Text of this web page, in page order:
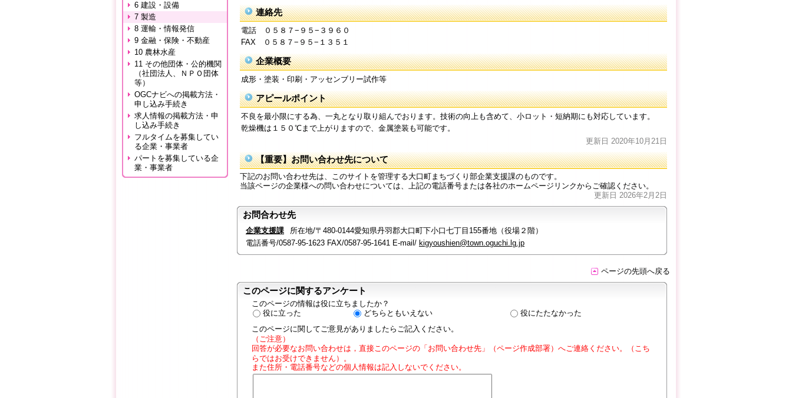
6 建設・設備
7 製造
8 運輸・情報発信
9 金融・保険・不動産
10 農林水産
11 その他団体・公的機関
（社団法人、ＮＰＯ団体
等）
OGCナビへの掲載方法・
申し込み手続き
求人情報の掲載方法・申
し込み手続き
フルタイムを募集してい
る企業・事業者
パートを募集している企
業・事業者
連絡先
電話 ０５８７−９５−３９６０
FAX ０５８７−９５−１３５１
企業概要
成形・塗装・印刷・アッセンブリー試作等
アピールポイント
不良を最小限にする為、一丸となり取り組んでおります。技術の向上も含めて、小ロット・短納期にも対応しています。
乾燥機は１５０℃まで上がりますので、金属塗装も可能です。
更新日 2020年10月21日
【重要】お問い合わせ先について
下記のお問い合わせ先は、このサイトを管理する大口町まちづくり部企業支援課のものです。
当該ページの企業様への問い合わせについては、上記の電話番号または各社のホームページリンクからご確認ください。
更新日 2026年2月2日
お問合わせ先
企業支援課
所在地/〒480-0144愛知県丹羽郡大口町下小口七丁目155番地（役場２階）
電話番号/0587-95-1623 FAX/0587-95-1641 E-mail/ kigyoushien@town.oguchi.lg.jp
ページの先頭へ戻る
このページに関するアンケート
このページの情報は役に立ちましたか？
役に立った
どちらともいえない
役にたたなかった
このページに関してご意見がありましたらご記入ください。
（ご注意）
回答が必要なお問い合わせは，直接このページの「お問い合わせ先」（ページ作成部署）へご連絡ください。（こち
らではお受けできません）。
また住所・電話番号などの個人情報は記入しないでください。